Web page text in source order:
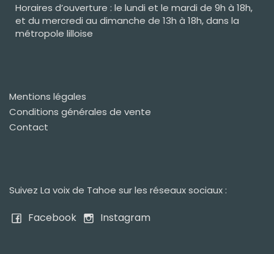
Horaires d’ouverture : le lundi et le mardi de 9h à 18h,
et du mercredi au dimanche de 13h à 18h, dans la
métropole lilloise
Mentions légales
Conditions générales de vente
Contact
Suivez La voix de Tahoe sur les réseaux sociaux :
Facebook Instagram